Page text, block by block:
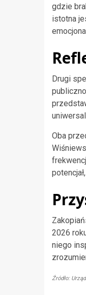
gdzie
istotna
Drugi
Oba
2026
niego
Źródło: